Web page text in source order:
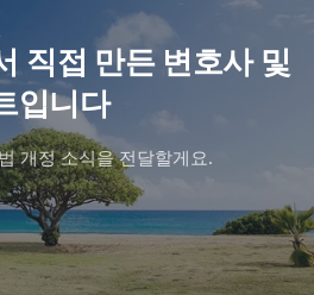
직접 만든 변호사 및
입니다
개정 소식을 전달할게요.